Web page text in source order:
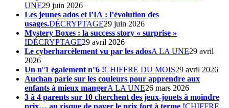
UNE29 juin 2026
Les jeunes ados et l’IA : l’évolution des
usages.DÉCRYPTAGE29 juin 2026
Mystery Boxes : la success story « surprise »
!DÉCRYPTAGE29 avril 2026
Le cyberharcèlement vu par les adosA LA UNE29 avril
2026
Un n°1 également n°6 !CHIFFRE DU MOIS29 avril 2026
Auchan parie sur les couleurs pour apprendre aux
enfants à mieux mangerA LA UNE26 mars 2026
3 à 4 parents sur 10 cherchent des jeux-jouets à moindre